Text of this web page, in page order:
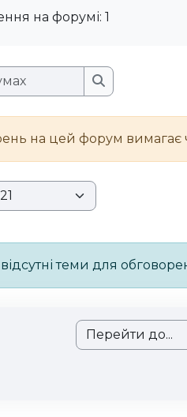
на форумі: 1
Пошук на
Пошук на
на цей форум вимагає
теми для
Перейти до...